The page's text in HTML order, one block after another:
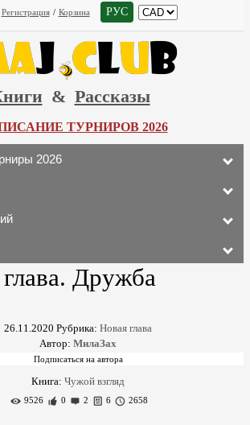
Регистрация / Корзина РУС
& Рассказы
ТУРНИРОВ 2026
2026
Дружба
26.11.2020 Рубрика: Новая глава
Автор: МилаЗах
Книга: Чужой взгляд
9526 0 2 6 2658